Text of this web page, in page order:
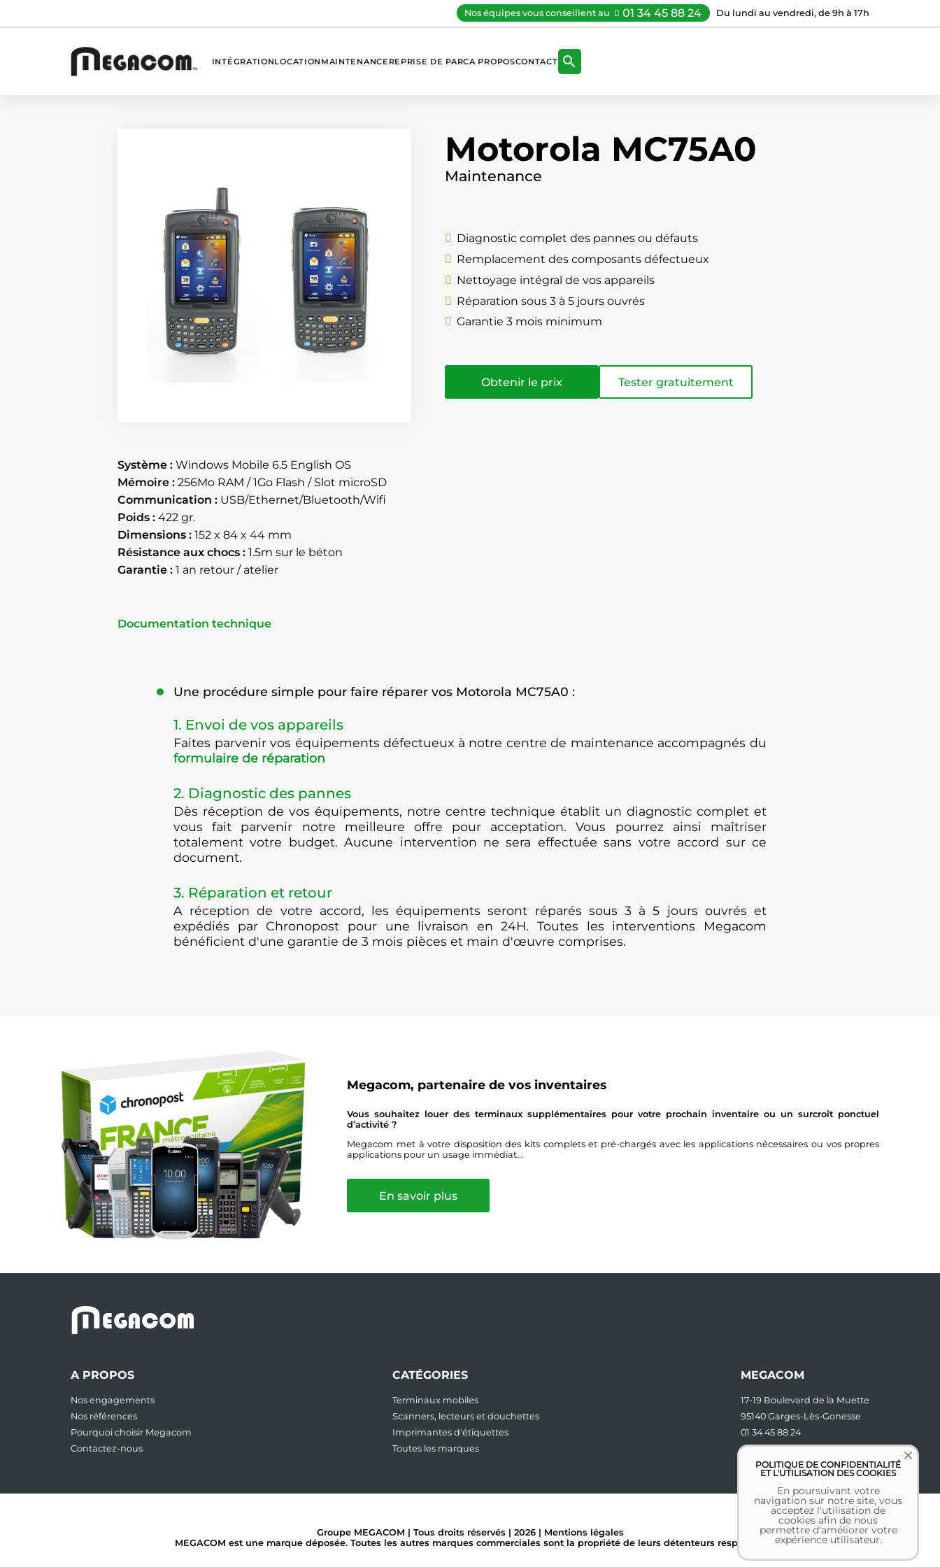
Nos équipes vous conseillent au 01 34 45 88 24 Du lundi au vendredi, de 9h à 17h
INTÉGRATIONLOCATION MAINTENANCE REPRISE DE PARCA PROPOSCONTACT 
Motorola MC75A0
Maintenance
Diagnostic complet des pannes ou défauts
Remplacement des composants défectueux
Nettoyage intégral de vos appareils
Réparation sous 3 à 5 jours ouvrés
Garantie 3 mois minimum
Obtenir le prix Tester gratuitement
Système : Windows Mobile 6.5 English OS
Mémoire : 256Mo RAM / 1Go Flash / Slot microSD
Communication : USB/Ethernet/Bluetooth/Wifi
Poids : 422 gr.
Dimensions : 152 x 84 x 44 mm
Résistance aux chocs : 1.5m sur le béton
Garantie : 1 an retour / atelier
Documentation technique
Une procédure simple pour faire réparer vos Motorola MC75A0 :
1. Envoi de vos appareils
Faites parvenir vos équipements défectueux à notre centre de maintenance accompagnés du
formulaire de réparation
2. Diagnostic des pannes
Dès réception de vos équipements, notre centre technique établit un diagnostic complet et
vous fait parvenir notre meilleure offre pour acceptation. Vous pourrez ainsi maîtriser
totalement votre budget. Aucune intervention ne sera effectuée sans votre accord sur ce
document.
3. Réparation et retour
A réception de votre accord, les équipements seront réparés sous 3 à 5 jours ouvrés et
expédiés par Chronopost pour une livraison en 24H. Toutes les interventions Megacom
bénéficient d'une garantie de 3 mois pièces et main d'œuvre comprises.
Megacom, partenaire de vos inventaires
Vous souhaitez louer des terminaux supplémentaires pour votre prochain inventaire ou un surcroît ponctuel
d’activité ?
Megacom met à votre disposition des kits complets et pré-chargés avec les applications nécessaires ou vos propres
applications pour un usage immédiat...
En savoir plus
MEGACOM
A PROPOS
Nos engagements
Nos références
Pourquoi choisir Megacom
Contactez-nous
CATÉGORIES
Terminaux mobiles
Scanners, lecteurs et douchettes
Imprimantes d'étiquettes
Toutes les marques
MEGACOM
17-19 Boulevard de la Muette
95140 Garges-Lès-Gonesse
01 34 45 88 24
contact [at] megacom.fr
POLITIQUE DE CONFIDENTIALITÉ
ET L'UTILISATION DES COOKIES
En poursuivant votre
navigation sur notre site, vous
acceptez l'utilisation de
cookies afin de nous
permettre d'améliorer votre
expérience utilisateur.
Groupe MEGACOM | Tous droits réservés | 2026 | Mentions légales
MEGACOM est une marque déposée. Toutes les autres marques commerciales sont la propriété de leurs détenteurs respectifs.